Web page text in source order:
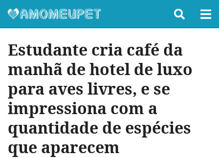
Estudante cria café da
manhã de hotel de luxo
para aves livres, e se
impressiona com a
quantidade de espécies
que aparecem